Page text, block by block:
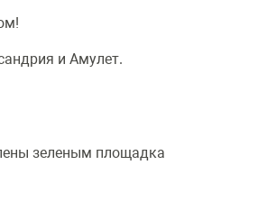
и Амулет.
зеленым площадка